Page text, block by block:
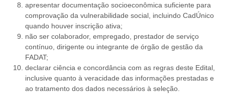
apresentar documentação socioeconômica suficiente para
comprovação da vulnerabilidade social, incluindo CadÚnico
quando houver inscrição ativa;
não ser colaborador, empregado, prestador de serviço
contínuo, dirigente ou integrante de órgão de gestão da
FADAT;
declarar ciência e concordância com as regras deste Edital,
inclusive quanto à veracidade das informações prestadas e
ao tratamento dos dados necessários à seleção.